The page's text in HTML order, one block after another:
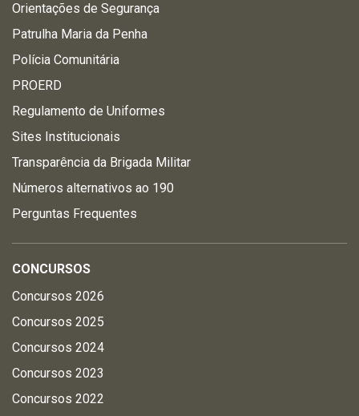
Orientações de Segurança
Patrulha Maria da Penha
Polícia Comunitária
PROERD
Regulamento de Uniformes
Sites Institucionais
Transparência da Brigada Militar
Números alternativos ao 190
Perguntas Frequentes
CONCURSOS
Concursos 2026
Concursos 2025
Concursos 2024
Concursos 2023
Concursos 2022